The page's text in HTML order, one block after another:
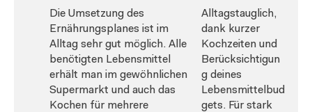
Die Umsetzung des
Ernährungsplanes ist im
Alltag sehr gut möglich. Alle
benötigten Lebensmittel
erhält man im gewöhnlichen
Supermarkt und auch das
Kochen für mehrere
Alltagstauglich,
dank kurzer
Kochzeiten und
Berücksichtigun
g deines
Lebensmittelbud
gets. Für stark